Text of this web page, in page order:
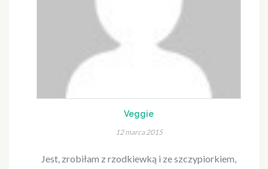
Veggie
12 marca 2015
Jest, zrobiłam z rzodkiewką i ze szczypiorkiem,